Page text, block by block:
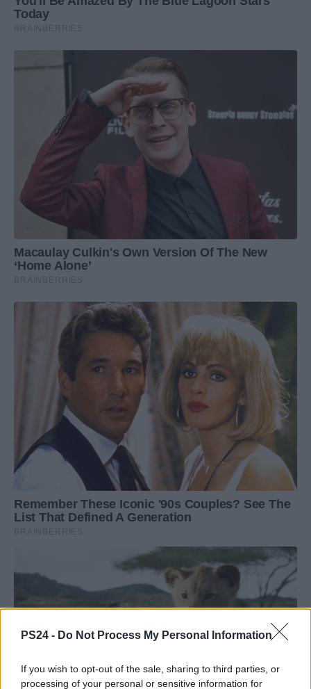
PS24 - Do Not Process My Personal Information
If you wish to opt-out of the sale, sharing to third parties, or
processing of your personal or sensitive information for